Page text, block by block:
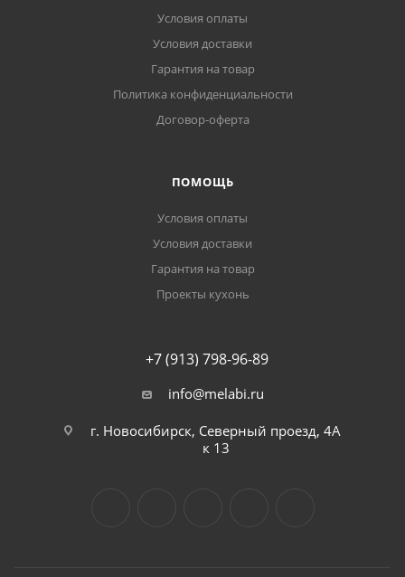
Условия оплаты
Условия доставки
Гарантия на товар
Политика конфиденциальности
Договор-оферта
ПОМОЩЬ
Условия оплаты
Условия доставки
Гарантия на товар
Проекты кухонь
+7 (913) 798-96-89
info@melabi.ru
г. Новосибирск, Северный проезд, 4А
к 13